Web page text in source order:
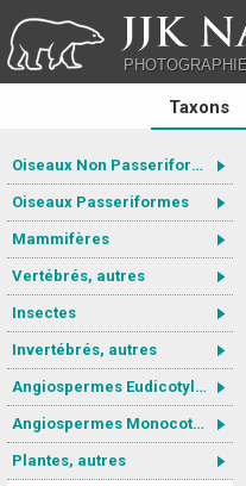
JJK
Taxons
Oiseaux Non Passeriformes
Oiseaux Passeriformes
Mammifères
Vertébrés, autres
Insectes
Invertébrés, autres
Angiospermes Eudicotylédones
Angiospermes Monocotylédones
Plantes, autres